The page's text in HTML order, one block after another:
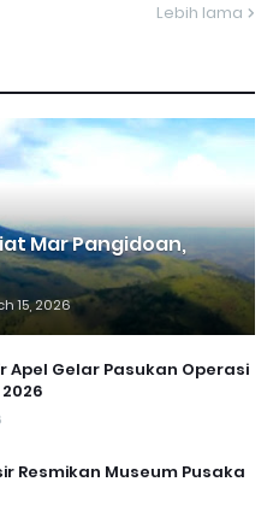
Lebih lama
Mar Pangidoan,
15, 2026
Apel Gelar Pasukan Operasi
Resmikan Museum Pusaka